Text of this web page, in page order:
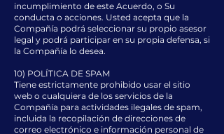
incumplimiento de este Acuerdo, o Su
conducta o acciones. Usted acepta que la
Compañía podrá seleccionar su propio asesor
legal y podrá participar en su propia defensa, si
la Compañía lo desea.
10) POLÍTICA DE SPAM
Tiene estrictamente prohibido usar el sitio
web o cualquiera de los servicios de la
Compañía para actividades ilegales de spam,
incluida la recopilación de direcciones de
correo electrónico e información personal de